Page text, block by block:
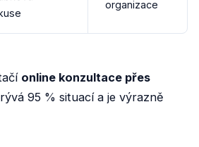
organizace
online konzultace přes
95 % situací a je výrazně